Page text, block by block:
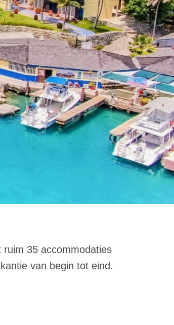
35 accommodaties
van begin tot eind.